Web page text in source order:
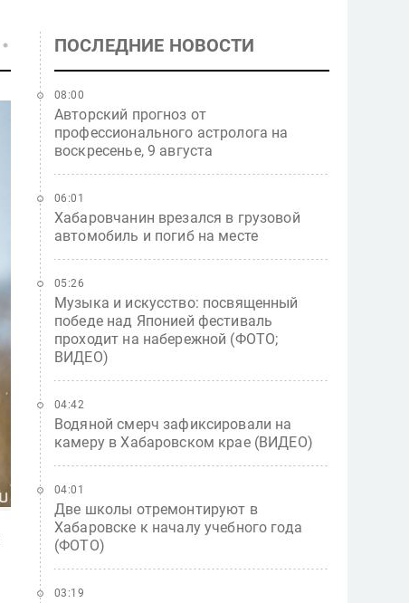
ПОСЛЕДНИЕ НОВОСТИ
Авторский прогноз от
профессионального астролога на
воскресенье, 9 августа
08:00
Хабаровчанин врезался в грузовой
автомобиль и погиб на месте
06:01
Музыка и искусство: посвященный
победе над Японией фестиваль
проходит на набережной (ФОТО;
ВИДЕО)
05:26
Водяной смерч зафиксировали на
камеру в Хабаровском крае (ВИДЕО)
04:42
Две школы отремонтируют в
Хабаровске к началу учебного года
(ФОТО)
04:01
03:19